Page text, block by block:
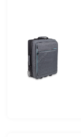
25 - 29 Liter
30 - 34 Liter
Spezifikation